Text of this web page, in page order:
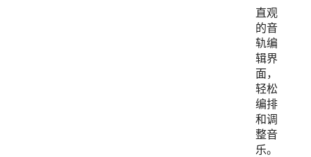
直观
的音
轨编
辑界
面，
轻松
编排
和调
整音
乐。